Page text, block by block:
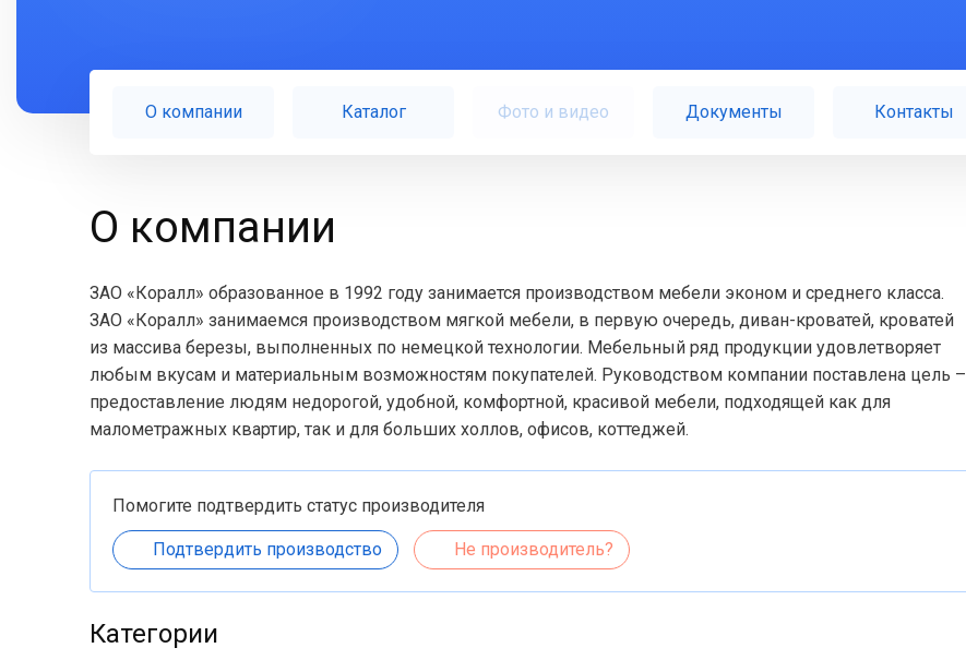
О компании Каталог Фото и видео Документы Контакты
О компании
ЗАО «Коралл» образованное в 1992 году занимается производством мебели эконом и среднего класса.
ЗАО «Коралл» занимаемся производством мягкой мебели, в первую очередь, диван-кроватей, кроватей
из массива березы, выполненных по немецкой технологии. Мебельный ряд продукции удовлетворяет
любым вкусам и материальным возможностям покупателей. Руководством компании поставлена цель –
предоставление людям недорогой, удобной, комфортной, красивой мебели, подходящей как для
малометражных квартир, так и для больших холлов, офисов, коттеджей.
Помогите подтвердить статус производителя
Подтвердить производство Не производитель?
Категории